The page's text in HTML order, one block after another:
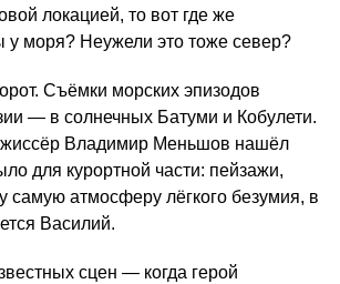
локацией, то вот где же
у моря? Неужели это тоже север?
Съёмки морских эпизодов
— в солнечных Батуми и Кобулети.
Владимир Меньшов нашёл
для курортной части: пейзажи,
самую атмосферу лёгкого безумия, в
Василий.
сцен — когда герой